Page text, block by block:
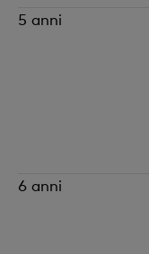
5 anni
6 anni